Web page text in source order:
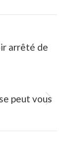
arrêté de
peut vous